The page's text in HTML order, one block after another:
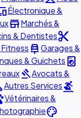
Électronique &
storeMarchés &
& Dentistescontent_cut
car_repairGarages &
& Guichets local_laundry_service
gavelAvocats &
Autres Servicessurfing
Vétérinaires &
palette